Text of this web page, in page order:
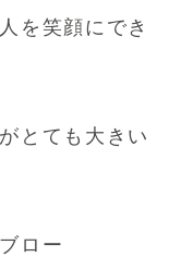
を笑顔にでき
とても大きい
ロー